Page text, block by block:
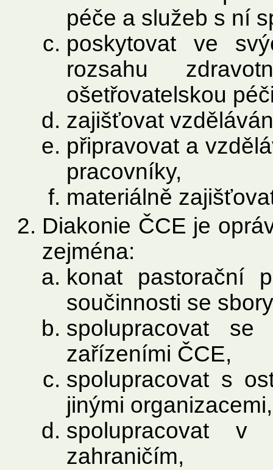
péče a služeb s ní
poskytovat ve
rozsahu
ošetřovatelskou
zajišťovat
připravovat a
pracovníky,
materiálně
Diakonie ČCE je
zejména:
konat pastorační
součinnosti se
spolupracovat
zařízeními ČCE,
spolupracovat s
jinými
spolupracovat
zahraničím,